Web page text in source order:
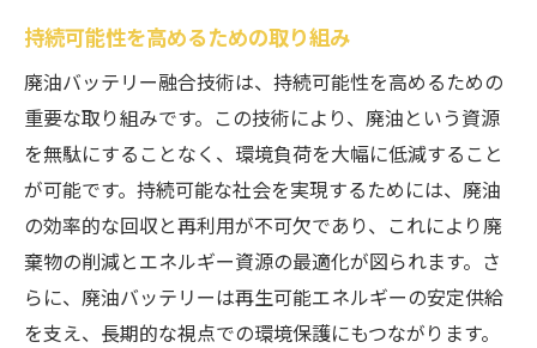
持続可能性を高めるための取り組み
廃油バッテリー融合技術は、持続可能性を高めるための
重要な取り組みです。この技術により、廃油という資源
を無駄にすることなく、環境負荷を大幅に低減すること
が可能です。持続可能な社会を実現するためには、廃油
の効率的な回収と再利用が不可欠であり、これにより廃
棄物の削減とエネルギー資源の最適化が図られます。さ
らに、廃油バッテリーは再生可能エネルギーの安定供給
を支え、長期的な視点での環境保護にもつながります。